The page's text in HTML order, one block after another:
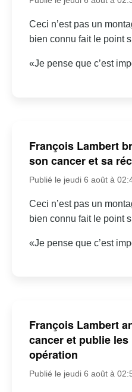
Ceci n’est pas un
bien connu fait le point
«Je pense que c’est
François Lambert
son cancer et sa
Publié le jeudi 6 août à
Ceci n’est pas un
bien connu fait le point
«Je pense que c’est
François Lambert
cancer et publie
opération
Publié le jeudi 6 août à